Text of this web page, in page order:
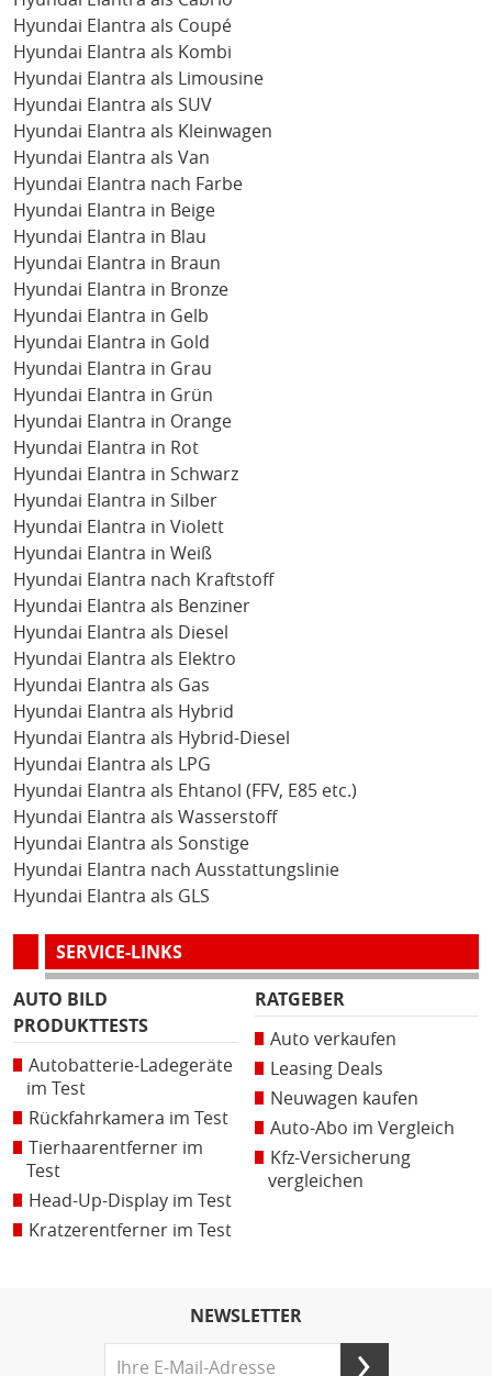
Hyundai Elantra als Coupé
Hyundai Elantra als Kombi
Hyundai Elantra als Limousine
Hyundai Elantra als SUV
Hyundai Elantra als Kleinwagen
Hyundai Elantra als Van
Hyundai Elantra nach Farbe
Hyundai Elantra in Beige
Hyundai Elantra in Blau
Hyundai Elantra in Braun
Hyundai Elantra in Bronze
Hyundai Elantra in Gelb
Hyundai Elantra in Gold
Hyundai Elantra in Grau
Hyundai Elantra in Grün
Hyundai Elantra in Orange
Hyundai Elantra in Rot
Hyundai Elantra in Schwarz
Hyundai Elantra in Silber
Hyundai Elantra in Violett
Hyundai Elantra in Weiß
Hyundai Elantra nach Kraftstoff
Hyundai Elantra als Benziner
Hyundai Elantra als Diesel
Hyundai Elantra als Elektro
Hyundai Elantra als Gas
Hyundai Elantra als Hybrid
Hyundai Elantra als Hybrid-Diesel
Hyundai Elantra als LPG
Hyundai Elantra als Ehtanol (FFV, E85 etc.)
Hyundai Elantra als Wasserstoff
Hyundai Elantra als Sonstige
Hyundai Elantra nach Ausstattungslinie
Hyundai Elantra als GLS
SERVICE-LINKS
AUTO BILD
PRODUKTTESTS
Autobatterie-Ladegeräte
im Test
Rückfahrkamera im Test
Tierhaarentferner im
Test
Head-Up-Display im Test
Kratzerentferner im Test
RATGEBER
Auto verkaufen
Leasing Deals
Neuwagen kaufen
Auto-Abo im Vergleich
Kfz-Versicherung
vergleichen
NEWSLETTER